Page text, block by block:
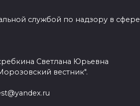
службой по надзору в сфере
Светлана Юрьевна
вестник".